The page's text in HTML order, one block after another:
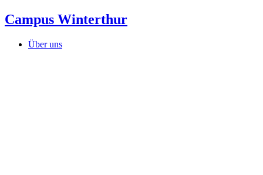
Campus Winterthur
Über uns